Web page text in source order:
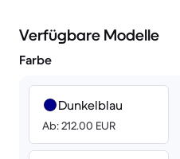
Verfügbare Modelle
Farbe
Dunkelblau
Ab: 212.00 EUR